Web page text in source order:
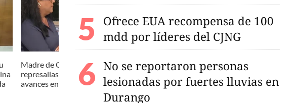
Madre de Carlos Emilio teme
represalias tras 8 meses sin
avances en su búsqueda
Ofrece EUA recompensa de 100
mdd por líderes del CJNG
No se reportaron personas
lesionadas por fuertes lluvias en
Durango